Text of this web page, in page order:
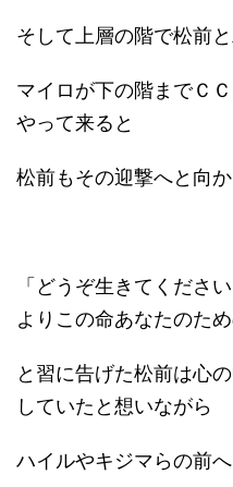
そして上層の階で松前
マイロが下の階までＣ
やって来ると
松前もその迎撃へと向か
「どうぞ生きてくださ
よりこの命あなたのため
と習に告げた松前は心
していたと想いながら
ハイルやキジマらの前へ